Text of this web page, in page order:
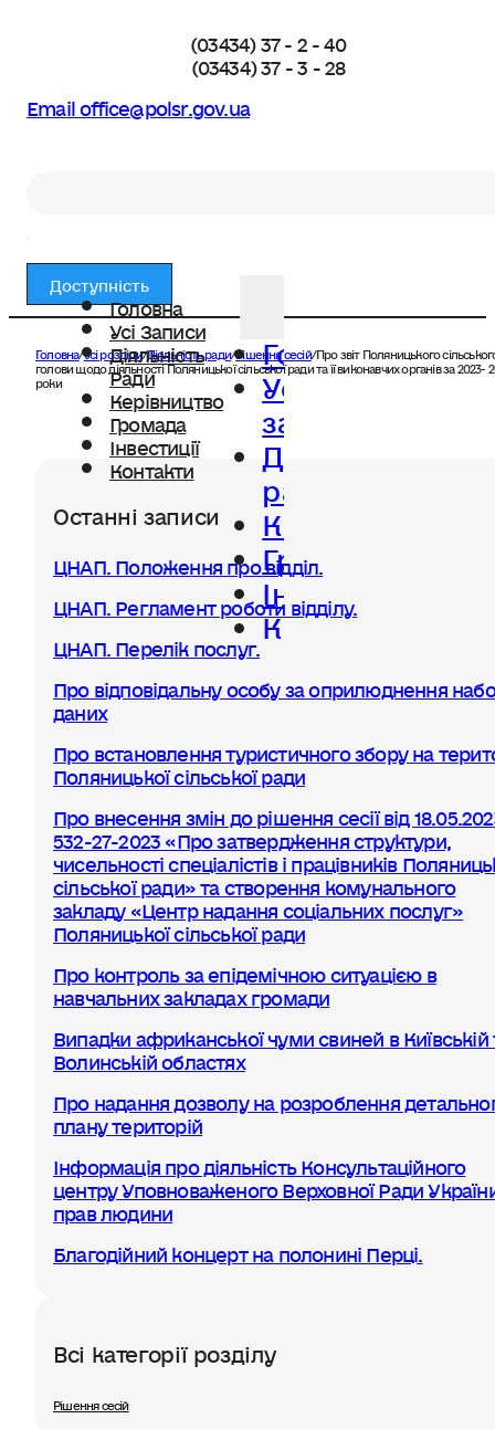
(03434) 37 - 2 - 40
(03434) 37 - 3 - 28
Email office@polsr.gov.ua
Головна
Усі Записи
Діяльність
Ради
Керівництво
Громада
Інвестиції
Контакти
Головна
Усі
записи
Діяльність
ради
Керівництво
Громада
Інвестиції
Контакти
Доступність
Головна/Усі розділи/Діяльність ради/Рішення сесій/Про звіт Поляницького
голови щодо діяльності Поляницької сільської ради та її виконавчих органів за 2023-
роки
Останні записи
ЦНАП. Положення про відділ.
ЦНАП. Регламент роботи відділу.
ЦНАП. Перелік послуг.
Про відповідальну особу за оприлюднення
даних
Про встановлення туристичного збору на
Поляницької сільської ради
Про внесення змін до рішення сесії від
532-27-2023 «Про затвердження структури,
чисельності спеціалістів і працівників
сільської ради» та створення комунального
закладу «Центр надання соціальних послуг»
Поляницької сільської ради
Про контроль за епідемічною ситуацією в
навчальних закладах громади
Випадки африканської чуми свиней в Київській
Волинській областях
Про надання дозволу на розроблення
плану територій
Інформація про діяльність Консультаційного
центру Уповноваженого Верховної Ради
прав людини
Благодійний концерт на полонині Перці.
Всі категорії розділу
Рішення сесій